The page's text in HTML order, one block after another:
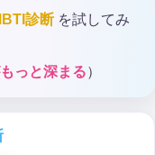
診断を試してみ
っと深まる）